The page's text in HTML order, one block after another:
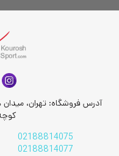
آدرس فروشگاه: تهران،
02188814075
02188814077